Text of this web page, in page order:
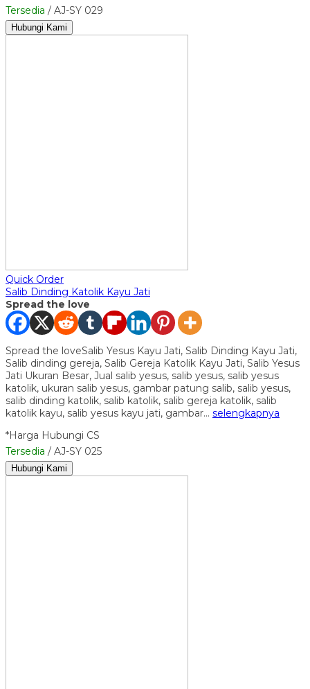
Tersedia / AJ-SY 029
Hubungi Kami
Quick Order
Salib Dinding Katolik Kayu Jati
Spread the love
Spread the loveSalib Yesus Kayu Jati, Salib Dinding Kayu Jati,
Salib dinding gereja, Salib Gereja Katolik Kayu Jati, Salib Yesus
Jati Ukuran Besar, Jual salib yesus, salib yesus, salib yesus
katolik, ukuran salib yesus, gambar patung salib, salib yesus,
salib dinding katolik, salib katolik, salib gereja katolik, salib
katolik kayu, salib yesus kayu jati, gambar… selengkapnya
*Harga Hubungi CS
Tersedia / AJ-SY 025
Hubungi Kami